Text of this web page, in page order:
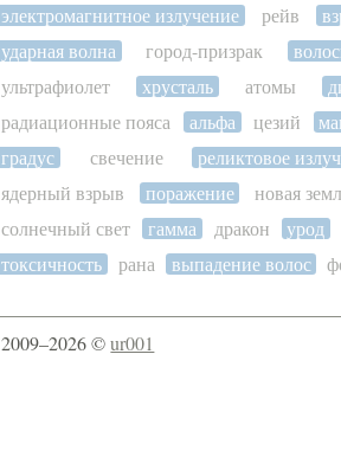
электромагнитное излучение
рейв
ударная волна
город-призрак
ультрафиолет
хрусталь атомы
радиационные пояса
альфа цезий
градус
свечение реликтовое
ядерный взрыв
поражение новая
солнечный свет
гамма дракон урод
токсичность
рана выпадение волос
2009–2026 ©ur001